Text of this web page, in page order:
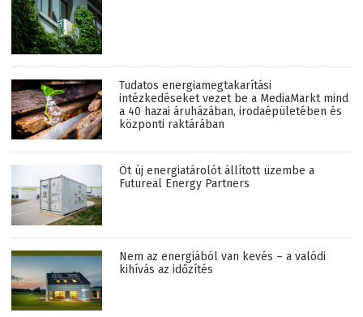
Tudatos energiamegtakarítási
intézkedéseket vezet be a MediaMarkt mind
a 40 hazai áruházában, irodaépületében és
központi raktárában
Öt új energiatárolót állított üzembe a
Futureal Energy Partners
Nem az energiából van kevés – a valódi
kihívás az időzítés